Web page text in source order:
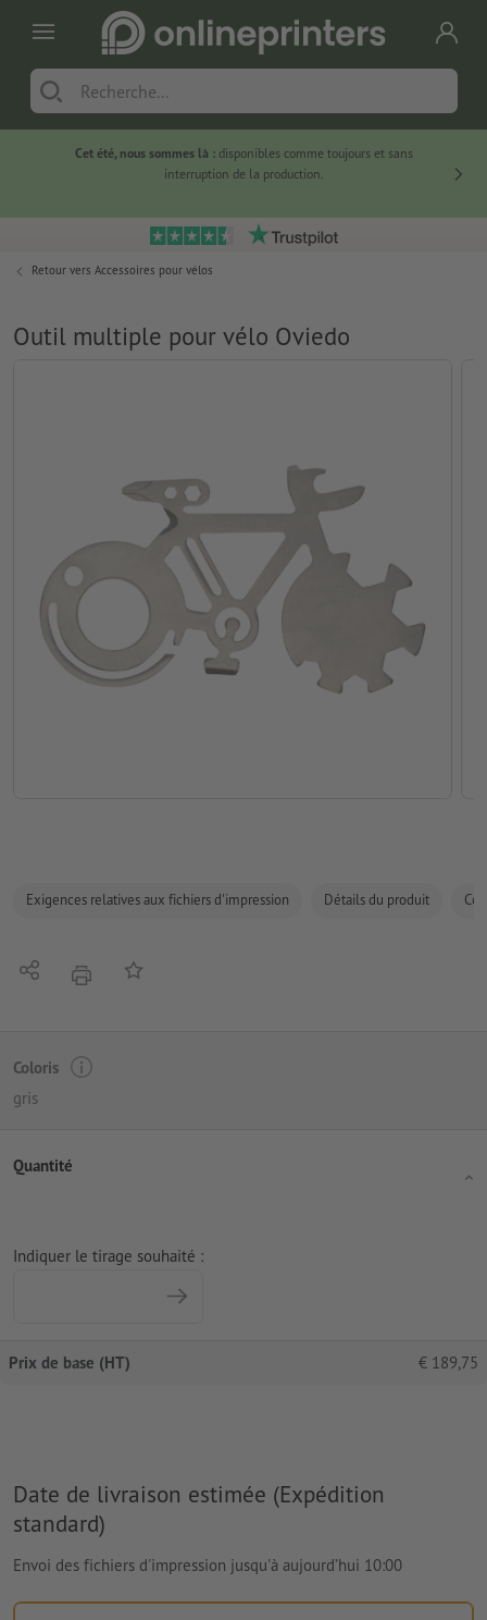
Cet été, nous sommes là :disponibles comme toujours et sans
interruption de la production.
Retour vers Accessoires pour vélos
Outil multiple pour vélo Oviedo
Exigences relatives aux fichiers d'impression Détails du produit
PartagerimprimerAjouter à liste d'article
Coloris
gris
Quantité
Indiquer le tirage souhaité :
Prix de base (HT) € 189,75
Date de livraison estimée (Expédition
standard)
Envoi des fichiers d'impression jusqu'à aujourd’hui 10:00